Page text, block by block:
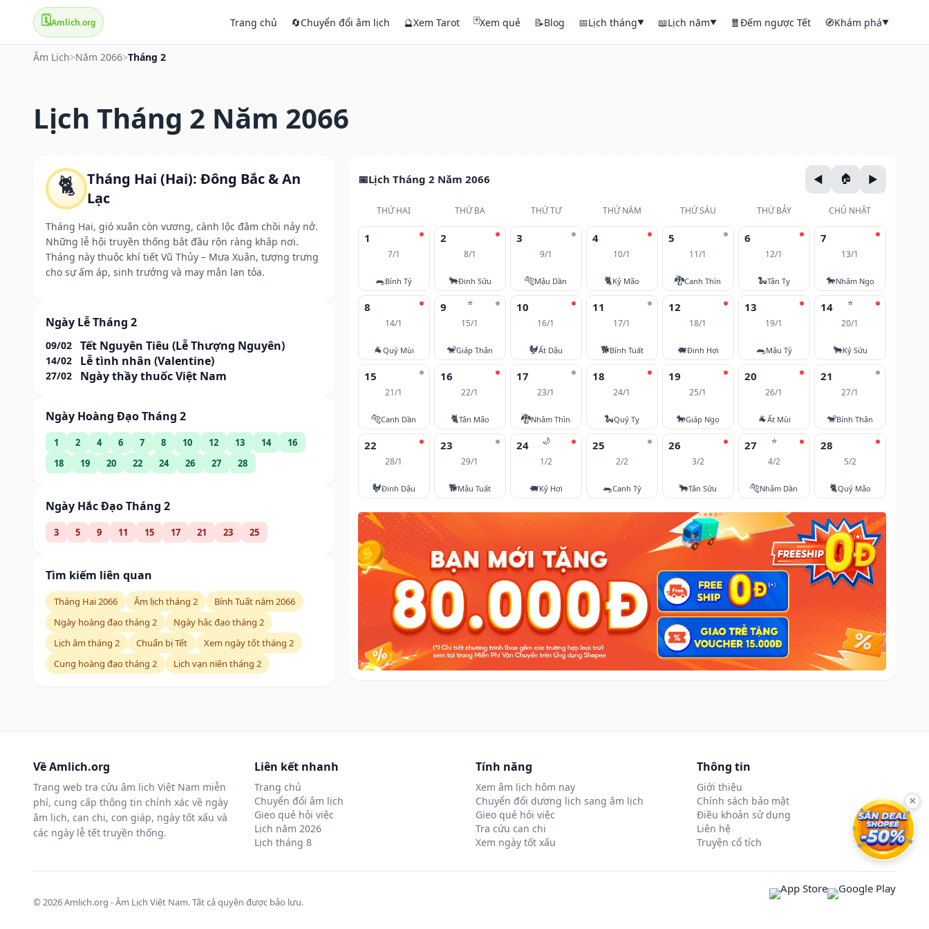
🗓️Amlich.org Trang chủ 🔄Chuyển đổi âm lịch 🔮Xem Tarot 🃏Xem quẻ 📝Blog 📅Lịch tháng▼ 📖Lịch năm▼ 🧧Đếm ngược Tết 🧭Khám phá▼
Âm Lịch>Năm 2066>Tháng 2
Lịch Tháng 2 Năm 2066
🐈
Tháng Hai (Hai): Đông Bắc & An
Lạc
Tháng Hai, gió xuân còn vương, cành lộc đâm chồi nảy nở.
Những lễ hội truyền thống bắt đầu rộn ràng khắp nơi.
Tháng này thuộc khí tiết Vũ Thủy – Mưa Xuân, tượng trưng
cho sự ấm áp, sinh trưởng và may mắn lan tỏa.
Ngày Lễ Tháng 2
09/02 Tết Nguyên Tiêu (Lễ Thượng Nguyên)
14/02 Lễ tình nhân (Valentine)
27/02 Ngày thầy thuốc Việt Nam
Ngày Hoàng Đạo Tháng 2
1 2 4 6 7 8 10 12 13 14
16
18
19 20 22 24 26 27 28
Ngày Hắc Đạo Tháng 2
3 5 9 11 15 17 21 23 25
Tìm kiếm liên quan
Tháng Hai 2066 Âm lịch tháng 2
Bính Tuất năm 2066
Ngày hoàng đạo tháng 2
Ngày hắc đạo tháng 2
Lịch âm tháng 2
Chuẩn bị Tết
Xem ngày tốt tháng 2
Cung hoàng đạo tháng 2
Lịch vạn niên tháng 2
Lịch Tháng 2 Năm 2066
THỨ HAI THỨ BA THỨ TƯ THỨ NĂM THỨ SÁU THỨ BẢY CHỦ NHẬT
1
7/1
🐀Bính Tý
2
8/1
🐂Đinh Sửu
3
9/1
🐅Mậu Dần
4
10/1
🐈Kỷ Mão
5
11/1
🐉Canh Thìn
6
12/1
🐍Tân Tỵ
7
13/1
🐎Nhâm Ngọ
8
14/1
🐐Quý Mùi
⭐
9
15/1
🐒Giáp Thân
10
16/1
🐓Ất Dậu
11
17/1
🐕Bính Tuất
12
18/1
🐖Đinh Hợi
13
19/1
🐀Mậu Tý
⭐
14
20/1
🐂Kỷ Sửu
15
21/1
🐅Canh Dần
16
22/1
🐈Tân Mão
17
23/1
🐉Nhâm Thìn
18
24/1
🐍Quý Tỵ
19
25/1
🐎Giáp Ngọ
20
26/1
🐐Ất Mùi
21
27/1
🐒Bính Thân
22
28/1
🐓Đinh Dậu
23
29/1
🐕Mậu Tuất
🌙
24
1/2
🐖Kỷ Hợi
25
2/2
🐀Canh Tý
26
3/2
🐂Tân Sửu
⭐
27
4/2
🐅Nhâm Dần
28
5/2
🐈Quý Mão
Về Amlich.org
Trang web tra cứu âm lịch Việt Nam miễn
phí, cung cấp thông tin chính xác về ngày
âm lịch, can chi, con giáp, ngày tốt xấu và
các ngày lễ tết truyền thống.
Liên kết nhanh
Trang chủ
Chuyển đổi âm lịch
Gieo quẻ hỏi việc
Lịch năm 2026
Lịch tháng 8
Tính năng
Xem âm lịch hôm nay
Chuyển đổi dương lịch sang âm lịch
Gieo quẻ hỏi việc
Tra cứu can chi
Xem ngày tốt xấu
Thông tin
Giới thiệu
Chính sách bảo mật
Điều khoản sử dụng
Liên hệ
Truyện cổ tích
© 2026 Amlich.org - Âm Lịch Việt Nam. Tất cả quyền được bảo lưu.
×